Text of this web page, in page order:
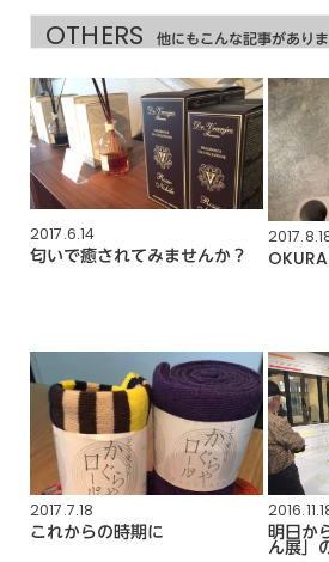
OTHERS 他にもこんな記事がありま
2017.6.14
匂いで癒されてみませんか？ OKURA
2017.7.18
これからの時期に 明日か
ん展」